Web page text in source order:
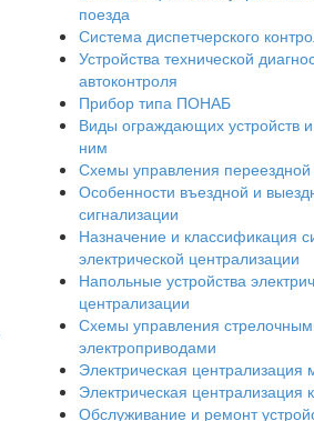
поезда
Система диспетчерского
Устройства технической
автоконтроля
Прибор типа ПОНАБ
Виды ограждающих устройств
ним
Схемы управления переездной
Особенности въездной и
сигнализации
Назначение и классификация
электрической централизации
Напольные устройства
централизации
Схемы управления
электроприводами
Электрическая централизация
Электрическая централизация
Обслуживание и ремонт